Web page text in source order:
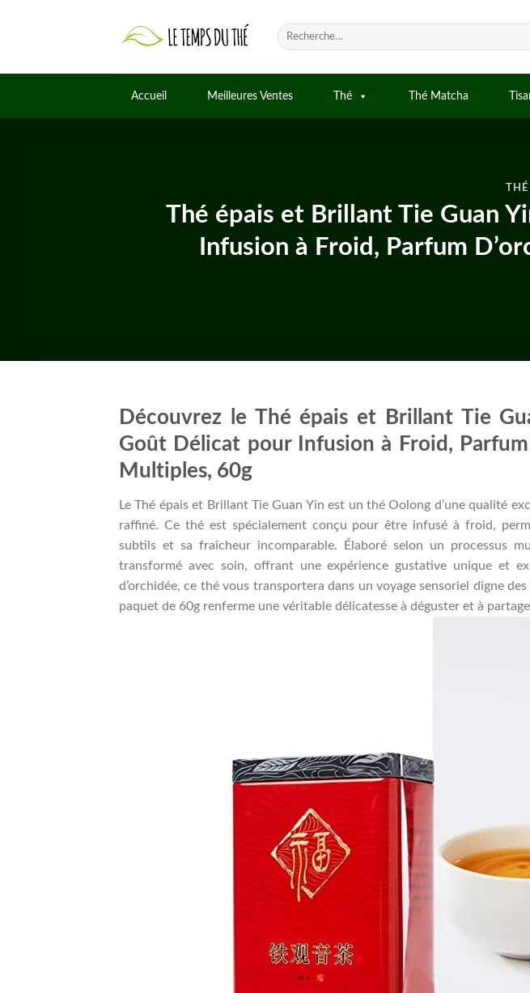
Recherche
pour :
Accueil Meilleures Ventes Thé Thé Matcha
Thé épais et Brillant Tie Guan
Infusion à Froid, Parfum
Découvrez le Thé épais et Brillant Tie
Goût Délicat pour Infusion à Froid, Parfum
Multiples, 60g
Le Thé épais et Brillant Tie Guan Yin est un thé Oolong d’une qualité
raffiné. Ce thé est spécialement conçu pour être infusé à froid,
subtils et sa fraîcheur incomparable. Élaboré selon un processus
transformé avec soin, offrant une expérience gustative unique et
d’orchidée, ce thé vous transportera dans un voyage sensoriel digne
paquet de 60g renferme une véritable délicatesse à déguster et à